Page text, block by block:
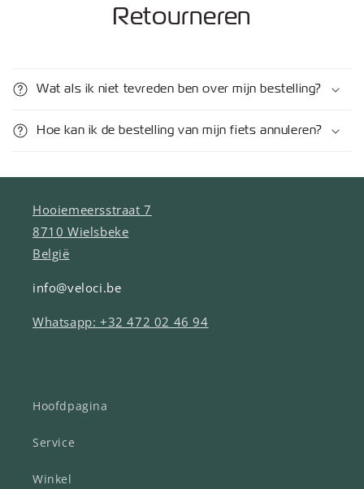
Retourneren
Wat als ik niet tevreden ben over mijn bestelling?
Hoe kan ik de bestelling van mijn fiets annuleren?
Hooiemeersstraat 7
8710 Wielsbeke
België
info@veloci.be
Whatsapp: +32 472 02 46 94
Hoofdpagina
Service
Winkel